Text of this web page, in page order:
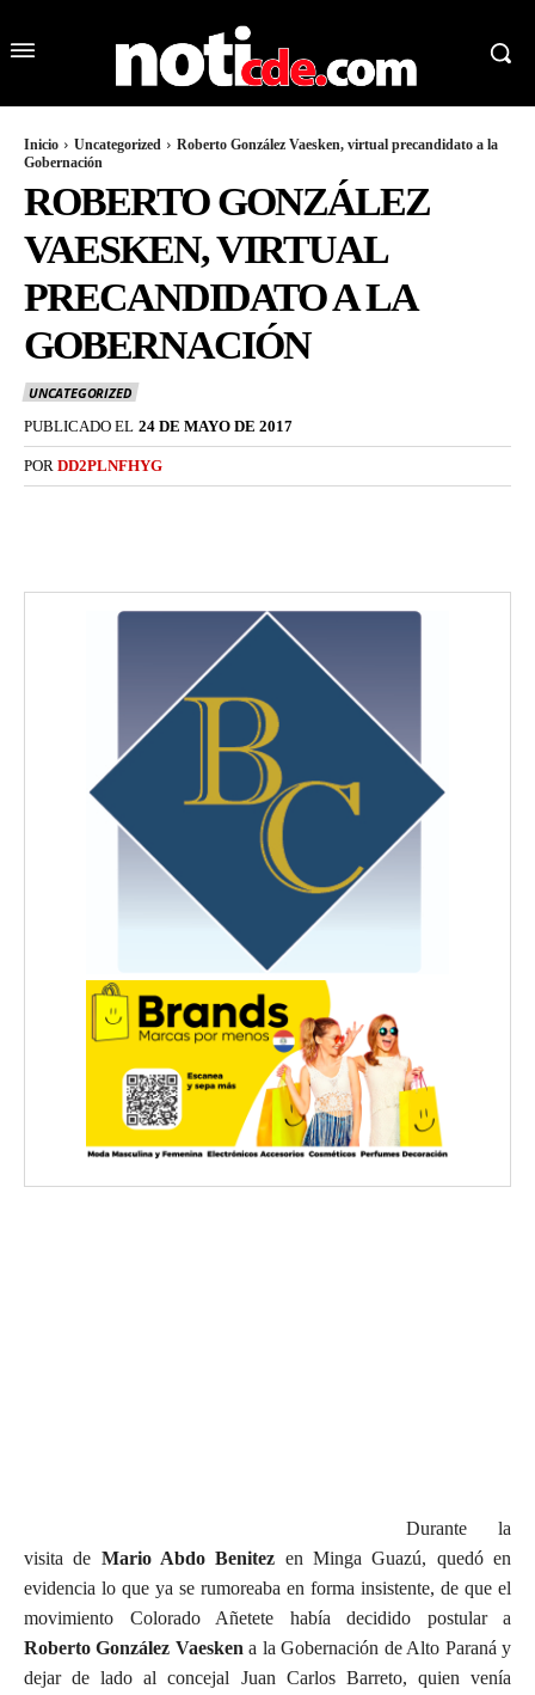
Inicio Uncategorized
Roberto González Vaesken, virtual precandidato a la
Gobernación
ROBERTO GONZÁLEZ
VAESKEN, VIRTUAL
PRECANDIDATO A LA
GOBERNACIÓN
UNCATEGORIZED
PUBLICADO EL 24 DE MAYO DE 2017
POR DD2PLNFHYG
Durante la
visita de Mario Abdo Benitez en Minga Guazú, quedó en
evidencia lo que ya se rumoreaba en forma insistente, de que el
movimiento Colorado Añetete había decidido postular a
Roberto González Vaesken a la Gobernación de Alto Paraná y
dejar de lado al concejal Juan Carlos Barreto, quien venía